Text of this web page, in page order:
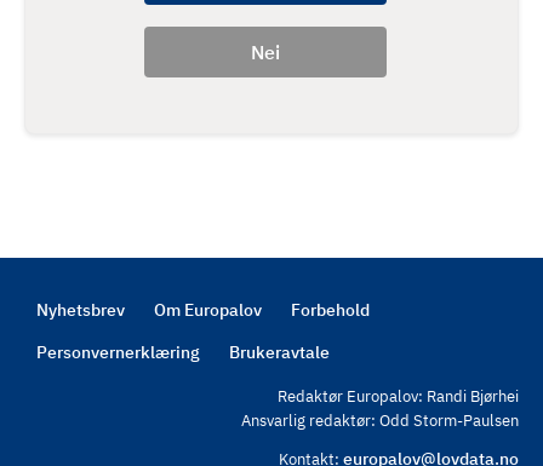
Footer
Nyhetsbrev Om Europalov
Forbehold
Personvernerklæring
Brukeravtale
Redaktør Europalov: Randi Bjørhei
Ansvarlig redaktør: Odd Storm-Paulsen
Kontakt: europalov@lovdata.no